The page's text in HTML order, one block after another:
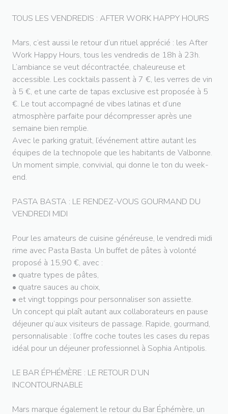
TOUS LES VENDREDIS : AFTER WORK HAPPY HOURS
Mars, c’est aussi le retour d’un rituel apprécié : les After
Work Happy Hours, tous les vendredis de 18h à 23h.
L’ambiance se veut décontractée, chaleureuse et
accessible. Les cocktails passent à 7 €, les verres de vin
à 5 €, et une carte de tapas exclusive est proposée à 5
€. Le tout accompagné de vibes latinas et d’une
atmosphère parfaite pour décompresser après une
semaine bien remplie.
Avec le parking gratuit, l’événement attire autant les
équipes de la technopole que les habitants de Valbonne.
Un moment simple, convivial, qui donne le ton du week-
end.
PASTA BASTA : LE RENDEZ-VOUS GOURMAND DU
VENDREDI MIDI
Pour les amateurs de cuisine généreuse, le vendredi midi
rime avec Pasta Basta. Un buffet de pâtes à volonté
proposé à 15,90 €, avec :
• quatre types de pâtes,
• quatre sauces au choix,
• et vingt toppings pour personnaliser son assiette.
Un concept qui plaît autant aux collaborateurs en pause
déjeuner qu’aux visiteurs de passage. Rapide, gourmand,
personnalisable : l’offre coche toutes les cases du repas
idéal pour un déjeuner professionnel à Sophia Antipolis.
LE BAR ÉPHÉMÈRE : LE RETOUR D’UN
INCONTOURNABLE
Mars marque également le retour du Bar Éphémère, un